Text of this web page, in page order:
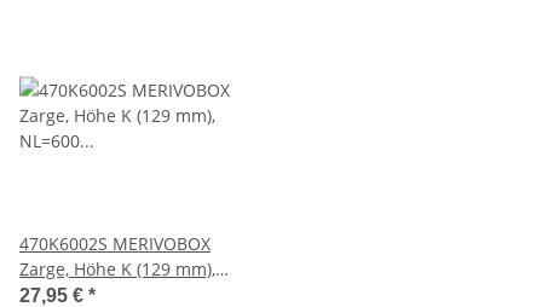
470K6002S MERIVOBOX
Zarge, Höhe K (129 mm),
NL=600 mm, li/re, inkl.
27,95 € *